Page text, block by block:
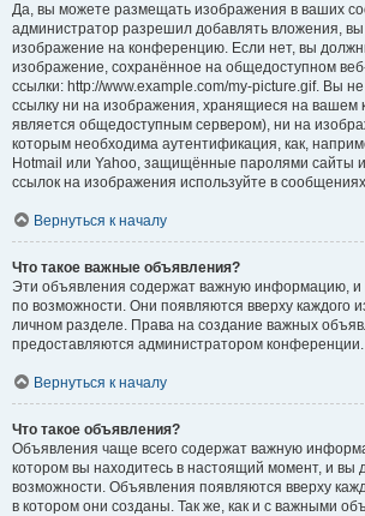
Да, вы можете размещать изображения в ваших
администратор разрешил добавлять вложения, вы
изображение на конференцию. Если нет, вы
изображение, сохранённое на общедоступном
ссылки: http://www.example.com/my-picture.gif. Вы
ссылку ни на изображения, хранящиеся на вашем
является общедоступным сервером), ни на
которым необходима аутентификация, как,
Hotmail или Yahoo, защищённые паролями сайты и
ссылок на изображения используйте в
Вернуться к началу
Что такое важные объявления?
Эти объявления содержат важную информацию, и
по возможности. Они появляются вверху каждого
личном разделе. Права на создание важных
предоставляются администратором конференции.
Вернуться к началу
Что такое объявления?
Объявления чаще всего содержат важную
котором вы находитесь в настоящий момент, и вы
возможности. Объявления появляются вверху
в котором они созданы. Так же, как и с важными